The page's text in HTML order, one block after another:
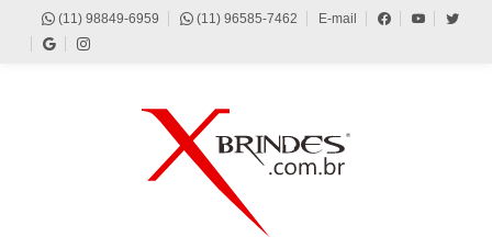
(11) 98849-6959 (11) 96585-7462 E-mail